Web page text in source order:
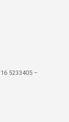
5233405 –